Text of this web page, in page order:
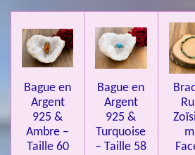
a
i
l
e
i
l
e
s
i
l
e
s
i
l
e
s
Bague en
Argent
925 &
Ambre –
Taille 60
Bague en
Argent
925 &
Turquoise
– Taille 58